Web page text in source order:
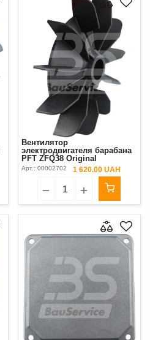
Вентилятор
электродвигателя барабана
PFT ZFQ38 Original
Арт.: 00002702 1 620.00 UAH